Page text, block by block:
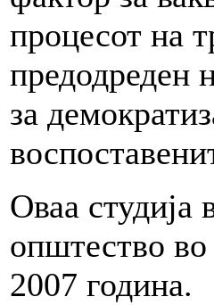
процесот на
предодреден
за
Оваа студија
општество
2007 година.